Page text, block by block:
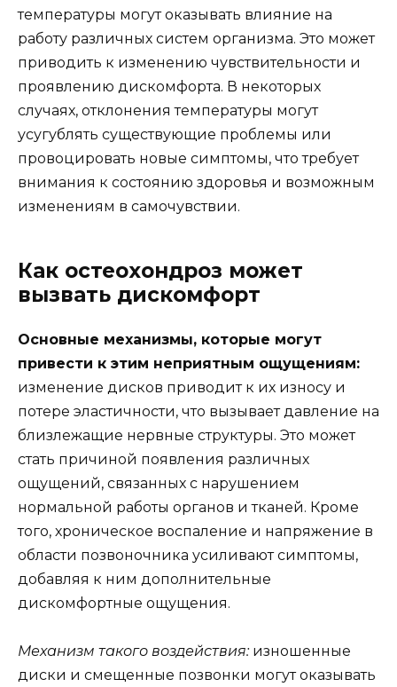
температуры могут оказывать влияние на
работу различных систем организма. Это может
приводить к изменению чувствительности и
проявлению дискомфорта. В некоторых
случаях, отклонения температуры могут
усугублять существующие проблемы или
провоцировать новые симптомы, что требует
внимания к состоянию здоровья и возможным
изменениям в самочувствии.
Как остеохондроз может
вызвать дискомфорт
Основные механизмы, которые могут
привести к этим неприятным ощущениям:
изменение дисков приводит к их износу и
потере эластичности, что вызывает давление на
близлежащие нервные структуры. Это может
стать причиной появления различных
ощущений, связанных с нарушением
нормальной работы органов и тканей. Кроме
того, хроническое воспаление и напряжение в
области позвоночника усиливают симптомы,
добавляя к ним дополнительные
дискомфортные ощущения.
Механизм такого воздействия:изношенные
диски и смещенные позвонки могут оказывать